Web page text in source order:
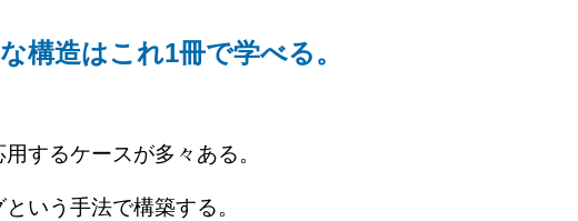
構造はこれ1冊で学べる。
するケースが多々ある。
いう手法で構築する。